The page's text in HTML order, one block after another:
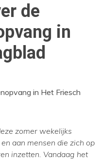
de
in
in Het Friesch
zomer wekelijks
aan mensen die zich op
inzetten. Vandaag het